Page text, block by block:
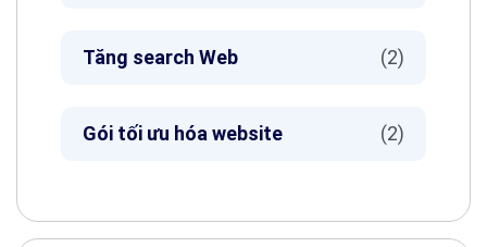
Tăng search Web (2)
Gói tối ưu hóa website (2)